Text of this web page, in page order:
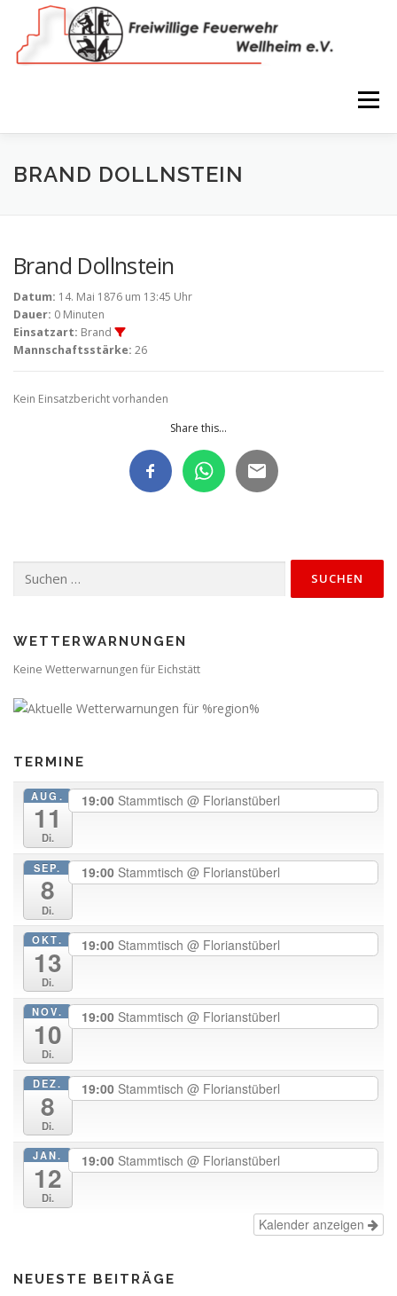
springen
Menü
NEWS VEREIN 150 JAHRE
COOKIE-RICHTLINIE (EU)
BRAND DOLLNSTEIN
Brand Dollnstein
Datum: 14. Mai 1876 um 13:45 Uhr
Dauer: 0 Minuten
Einsatzart: Brand
Mannschaftsstärke: 26
Kein Einsatzbericht vorhanden
Share this...
nach:
WETTERWARNUNGEN
Keine Wetterwarnungen für Eichstätt
TERMINE
AUG.
11
Di.
19:00 Stammtisch @ Florianstüberl
SEP.
8
Di.
19:00 Stammtisch @ Florianstüberl
OKT.
13
Di.
19:00 Stammtisch @ Florianstüberl
NOV.
10
Di.
19:00 Stammtisch @ Florianstüberl
DEZ.
8
Di.
19:00 Stammtisch @ Florianstüberl
JAN.
12
Di.
19:00 Stammtisch @ Florianstüberl
Kalender anzeigen
NEUESTE BEITRÄGE